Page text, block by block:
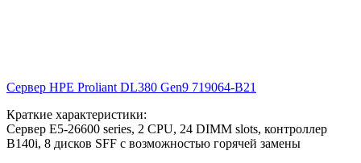
Сервер HPE Proliant DL380 Gen9 719064-B21
Краткие характеристики:
Сервер E5-26600 series, 2 CPU, 24 DIMM slots, контроллер
B140i, 8 дисков SFF с возможностью горячей замены